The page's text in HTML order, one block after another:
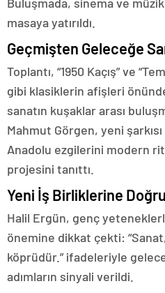
masaya yatırıldı.
Geçmişten Geleceğe
Toplantı, “1950 Kaçış” ve
gibi klasiklerin afişleri
sanatın kuşaklar arası
Mahmut Görgen, yeni
Anadolu ezgilerini modern
projesini tanıttı.
Yeni İş Birliklerine Doğru
Halil Ergün, genç
önemine dikkat çekti:
köprüdür.” ifadeleriyle
adımların sinyali verildi.